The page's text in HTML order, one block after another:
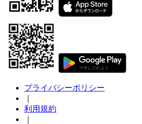
プライバシーポリシー
利用規約